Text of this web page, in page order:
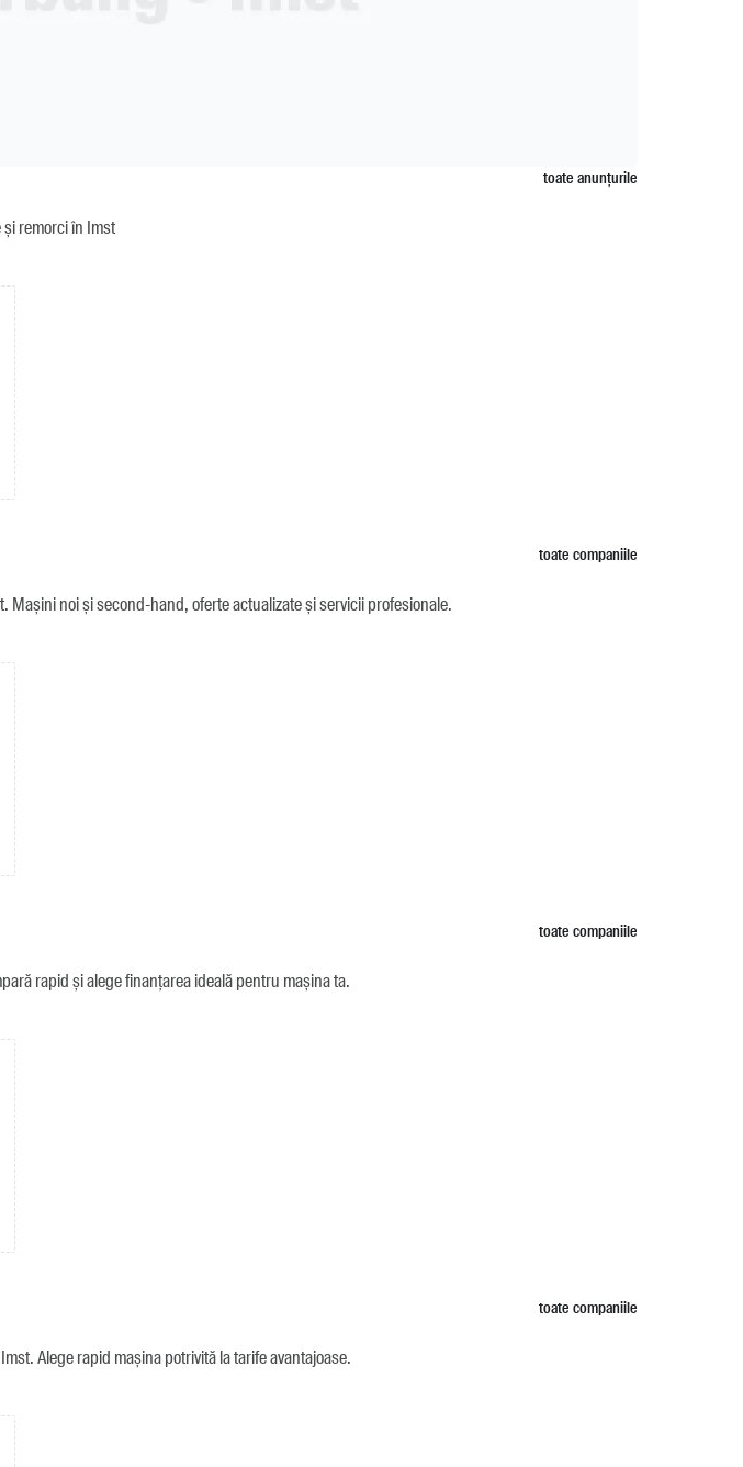
remorci în Imst
toate anunțurile
Mașini noi și second-hand, oferte actualizate și servicii profesionale.
toate companiile
rapid și alege finanțarea ideală pentru mașina ta.
toate companiile
Alege rapid mașina potrivită la tarife avantajoase.
toate companiile